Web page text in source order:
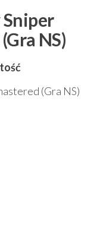
NS)
(Gra NS)